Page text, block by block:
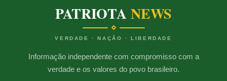
PATRIOTANEWS
VERDADE · NAÇÃO · LIBERDADE
Informação independente com compromisso com a
verdade e os valores do povo brasileiro.